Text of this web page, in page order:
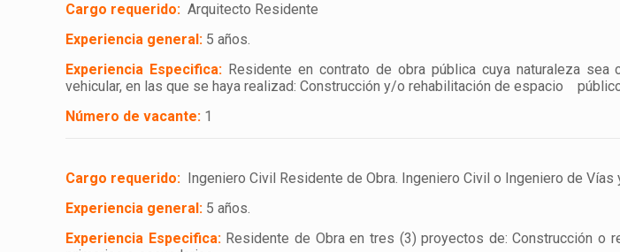
Cargo requerido: Arquitecto Residente
Experiencia general: 5 años.
Experiencia Especifica: Residente en contrato de obra pública cuya naturaleza
vehicular, en las que se haya realizad: Construcción y/o rehabilitación de espacio
Número de vacante: 1
Cargo requerido: Ingeniero Civil Residente de Obra. Ingeniero Civil o Ingeniero de Vías
Experiencia general: 5 años.
Experiencia Especifica: Residente de Obra en tres (3) proyectos de: Construcción o